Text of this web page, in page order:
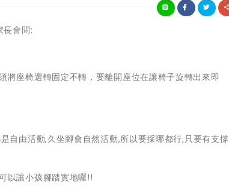
長會問:
將座椅選轉固定不轉，要離開座位在讓椅子旋轉出來即
自由活動,久坐腳會自然活動,所以要採哪都行,只要有支撐
以讓小孩腳踏實地囉!!